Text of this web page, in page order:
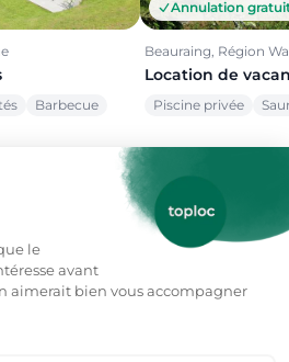
Barbecue
Annulation
Beauraing, Région
Location de
Piscine privée
nos offres →
votre prochain